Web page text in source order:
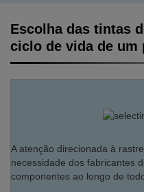
Escolha das tintas
ciclo de vida de um
A atenção direcionada à
necessidade dos fabricantes
componentes ao longo de